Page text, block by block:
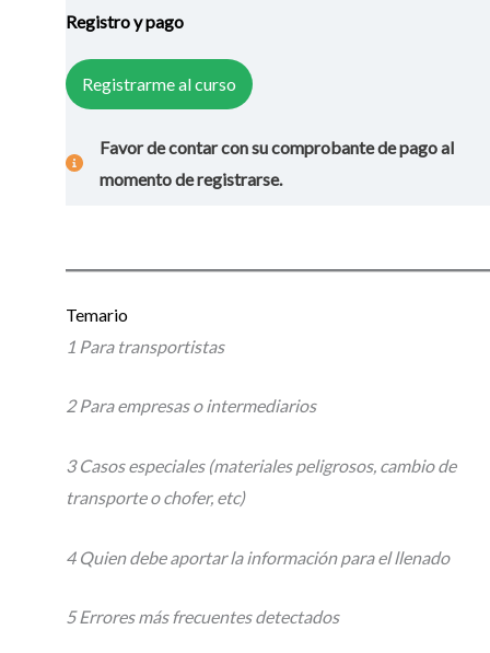
Registro y pago
Registrarme al curso
Favor de contar con su comprobante de pago al
momento de registrarse.
Temario
1 Para transportistas
2 Para empresas o intermediarios
3 Casos especiales (materiales peligrosos, cambio de
transporte o chofer, etc)
4 Quien debe aportar la información para el llenado
5 Errores más frecuentes detectados